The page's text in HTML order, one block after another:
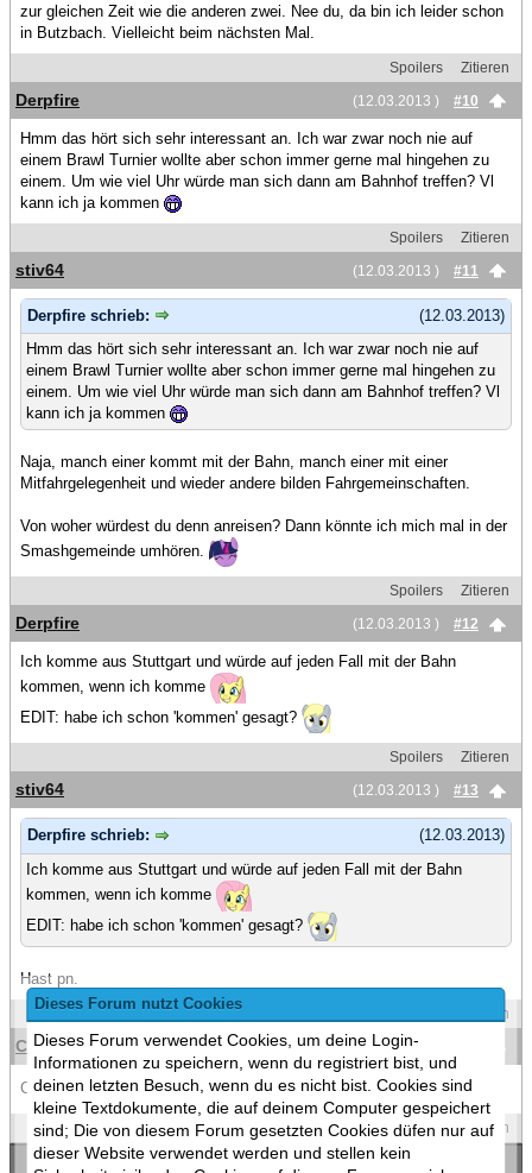
Dieses Forum nutzt Cookies
Dieses Forum verwendet Cookies, um deine Login-
Informationen zu speichern, wenn du registriert bist, und
deinen letzten Besuch, wenn du es nicht bist. Cookies sind
kleine Textdokumente, die auf deinem Computer gespeichert
sind; Die von diesem Forum gesetzten Cookies düfen nur auf
dieser Website verwendet werden und stellen kein
zur gleichen Zeit wie die anderen zwei. Nee du, da bin ich leider schon
in Butzbach. Vielleicht beim nächsten Mal.
Spoilers
Zitieren
(12.03.2013 )
#10
Derpfire
Hmm das hört sich sehr interessant an. Ich war zwar noch nie auf
einem Brawl Turnier wollte aber schon immer gerne mal hingehen zu
einem. Um wie viel Uhr würde man sich dann am Bahnhof treffen? Vl
kann ich ja kommen
Spoilers
Zitieren
(12.03.2013 )
#11
stiv64
(12.03.2013)
Derpfire schrieb:
Hmm das hört sich sehr interessant an. Ich war zwar noch nie auf
einem Brawl Turnier wollte aber schon immer gerne mal hingehen zu
einem. Um wie viel Uhr würde man sich dann am Bahnhof treffen? Vl
kann ich ja kommen
Naja, manch einer kommt mit der Bahn, manch einer mit einer
Mitfahrgelegenheit und wieder andere bilden Fahrgemeinschaften.
Von woher würdest du denn anreisen? Dann könnte ich mich mal in der
Smashgemeinde umhören.
Spoilers
Zitieren
(12.03.2013 )
#12
Derpfire
Ich komme aus Stuttgart und würde auf jeden Fall mit der Bahn
kommen, wenn ich komme
EDIT: habe ich schon 'kommen' gesagt?
Spoilers
Zitieren
(12.03.2013 )
#13
stiv64
(12.03.2013)
Derpfire schrieb:
Ich komme aus Stuttgart und würde auf jeden Fall mit der Bahn
kommen, wenn ich komme
EDIT: habe ich schon 'kommen' gesagt?
Hast pn.
Zitieren
(19.03.2013 )
Cross Rhodes
Confirmed! Raskulls!
Spoilers Zitieren
«Ein Thema zurück|Ein Thema vor »